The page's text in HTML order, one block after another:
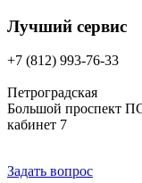
Лучший сервис
+7 (812) 993-76-33
Петроградская
Большой проспект
кабинет 7
Задать вопрос